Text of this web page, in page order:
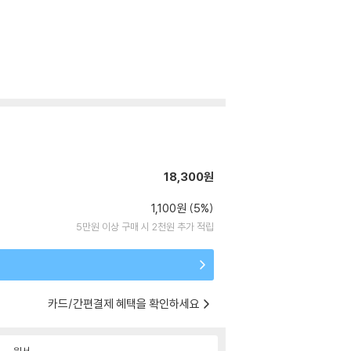
18,300원
1,100원 (5%)
5만원 이상 구매 시 2천원 추가 적립
카드/간편결제 혜택을 확인하세요